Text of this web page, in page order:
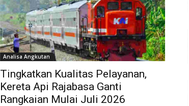
Analisa Angkutan
Tingkatkan Kualitas Pelayanan,
Kereta Api Rajabasa Ganti
Rangkaian Mulai Juli 2026